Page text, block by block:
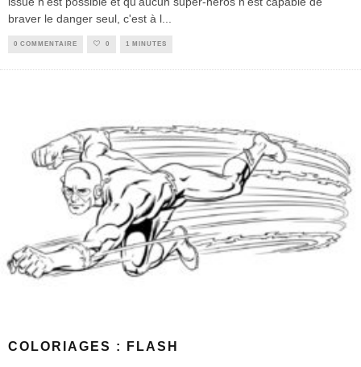
braver le danger seul, c'est à l
0 COMMENTAIRE 0 1 MINUTES
COLORIAGES : FLASH